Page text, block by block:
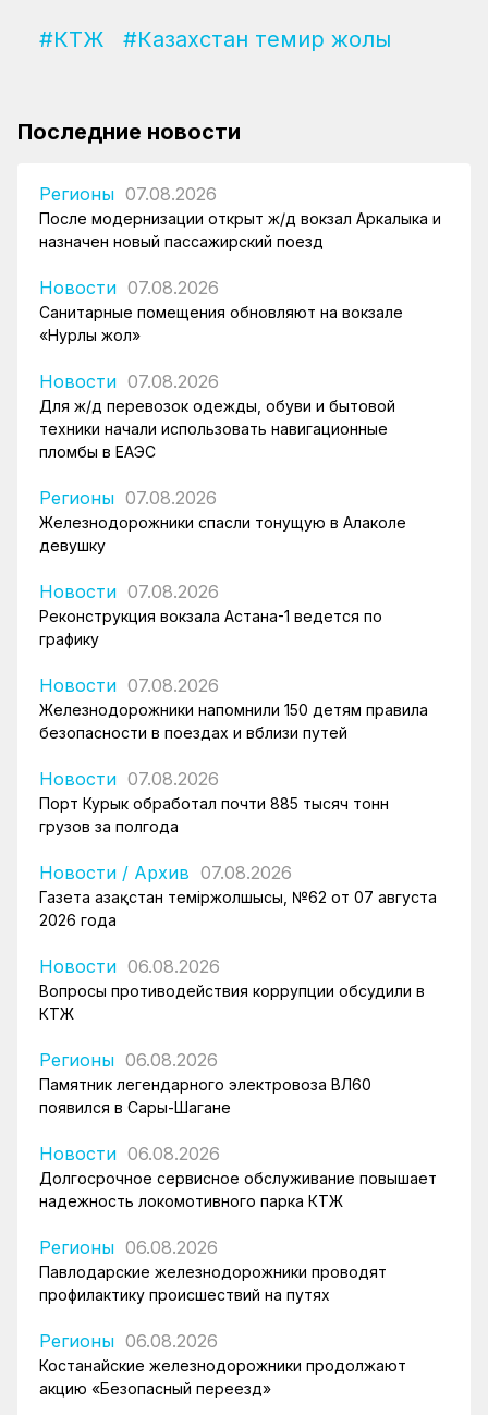
#КТЖ #Казахстан темир жолы
Последние новости
Регионы 07.08.2026
После модернизации открыт ж/д вокзал Аркалыка и
назначен новый пассажирский поезд
Новости 07.08.2026
Санитарные помещения обновляют на вокзале
«Нурлы жол»
Новости 07.08.2026
Для ж/д перевозок одежды, обуви и бытовой
техники начали использовать навигационные
пломбы в ЕАЭС
Регионы 07.08.2026
Железнодорожники спасли тонущую в Алаколе
девушку
Новости 07.08.2026
Реконструкция вокзала Астана-1 ведется по
графику
Новости 07.08.2026
Железнодорожники напомнили 150 детям правила
безопасности в поездах и вблизи путей
Новости 07.08.2026
Порт Курык обработал почти 885 тысяч тонн
грузов за полгода
Новости / Архив 07.08.2026
Газета Қазақстан теміржолшысы, №62 от 07 августа
2026 года
Новости 06.08.2026
Вопросы противодействия коррупции обсудили в
КТЖ
Регионы 06.08.2026
Памятник легендарного электровоза ВЛ60
появился в Сары-Шагане
Новости 06.08.2026
Долгосрочное сервисное обслуживание повышает
надежность локомотивного парка КТЖ
Регионы 06.08.2026
Павлодарские железнодорожники проводят
профилактику происшествий на путях
Регионы 06.08.2026
Костанайские железнодорожники продолжают
акцию «Безопасный переезд»